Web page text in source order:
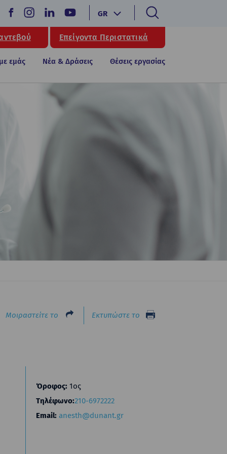
GR
Επείγοντα Περιστατικά
εμάς Νέα & Δράσεις Θέσεις εργασίας
Μοιραστείτε το Εκτυπώστε το
Όροφος: 1ος
Τηλέφωνο:210-6972222
Email: anesth@dunant.gr